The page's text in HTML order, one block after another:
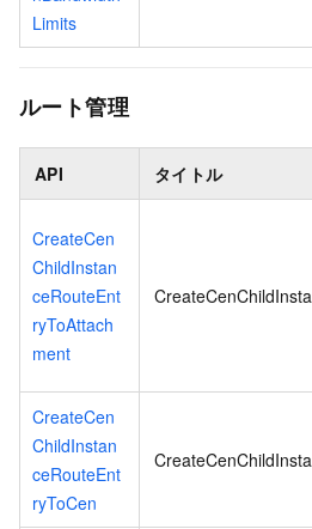
Limits
ルート管理
API タイトル
CreateCen
ChildInstan
ceRouteEnt
ryToAttach
ment
CreateCen
ChildInstan
ceRouteEnt
ryToCen